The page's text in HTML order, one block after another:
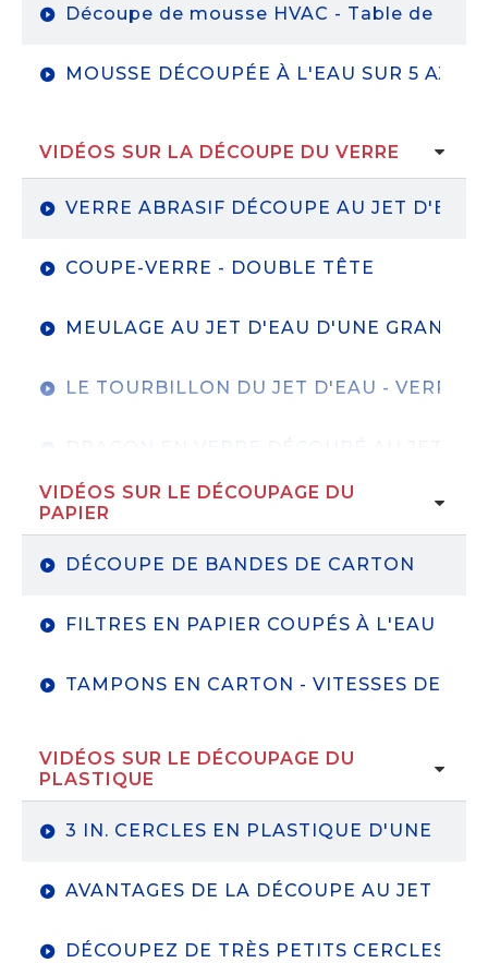
Découpe de mousse HVAC - Table de
MOUSSE DÉCOUPÉE À L'EAU SUR 5 AXES
VIDÉOS SUR LA DÉCOUPE DU VERRE
VERRE ABRASIF DÉCOUPE AU JET D'EAU
COUPE-VERRE - DOUBLE TÊTE
MEULAGE AU JET D'EAU D'UNE GRANDE
LE TOURBILLON DU JET D'EAU - VERRE
VIDÉOS SUR LE DÉCOUPAGE DU
PAPIER
DÉCOUPE DE BANDES DE CARTON
FILTRES EN PAPIER COUPÉS À L'EAU
TAMPONS EN CARTON - VITESSES DE
VIDÉOS SUR LE DÉCOUPAGE DU
PLASTIQUE
3 IN. CERCLES EN PLASTIQUE D'UNE
AVANTAGES DE LA DÉCOUPE AU JET
DÉCOUPEZ DE TRÈS PETITS CERCLES